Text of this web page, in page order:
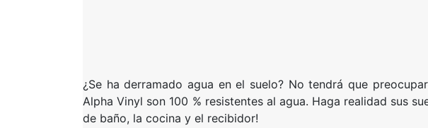
¿Se ha derramado agua en el suelo? No tendrá que
Alpha Vinyl son 100 % resistentes al agua. Haga realidad sus
de baño, la cocina y el recibidor!